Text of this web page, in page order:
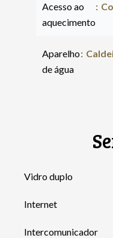
Acesso ao
aquecimento
Aparelho
de água
Vidro duplo
Internet
Intercomunicador